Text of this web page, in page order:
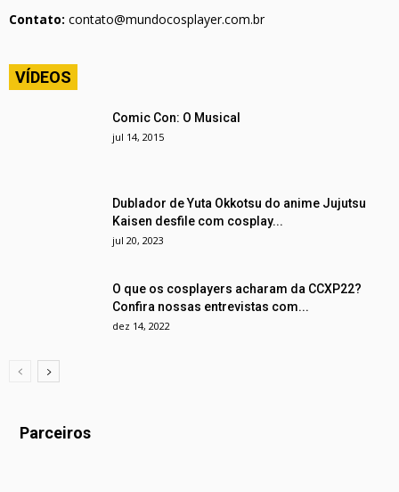
Contato: contato@mundocosplayer.com.br
VÍDEOS
Comic Con: O Musical
jul 14, 2015
Dublador de Yuta Okkotsu do anime Jujutsu
Kaisen desfile com cosplay...
jul 20, 2023
O que os cosplayers acharam da CCXP22?
Confira nossas entrevistas com...
dez 14, 2022
Parceiros